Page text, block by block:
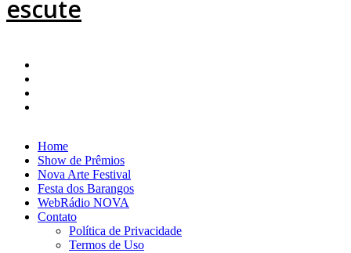
Home
Show de Prêmios
Nova Arte Festival
Festa dos Barangos
WebRádio NOVA
Contato
Política de Privacidade
Termos de Uso